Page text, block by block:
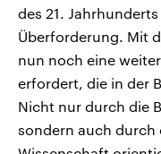
des 21.
Überforderung. Mit
nun noch eine
erfordert, die in der
Nicht nur durch die
sondern auch durch